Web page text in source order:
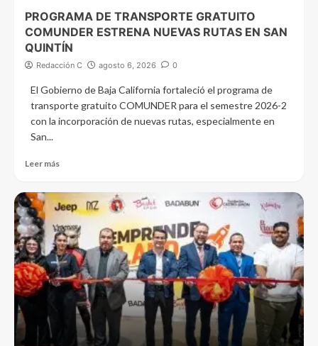
PROGRAMA DE TRANSPORTE GRATUITO
COMUNDER ESTRENA NUEVAS RUTAS EN SAN
QUINTÍN
Redacción C agosto 6, 2026 0
El Gobierno de Baja California fortaleció el programa de
transporte gratuito COMUNDER para el semestre 2026-2
con la incorporación de nuevas rutas, especialmente en
San...
Leer más